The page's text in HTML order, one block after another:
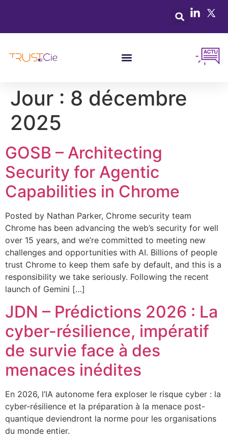
Jour : 8 décembre
2025
GOSB – Architecting
Security for Agentic
Capabilities in Chrome
Posted by Nathan Parker, Chrome security team
Chrome has been advancing the web’s security for well
over 15 years, and we’re committed to meeting new
challenges and opportunities with AI. Billions of people
trust Chrome to keep them safe by default, and this is a
responsibility we take seriously. Following the recent
launch of Gemini […]
JDN – Prédictions 2026 : La
cyber-résilience, impératif
de survie face à des
menaces inédites
En 2026, l’IA autonome fera exploser le risque cyber : la
cyber-résilience et la préparation à la menace post-
quantique deviendront la norme pour les organisations
du monde entier.